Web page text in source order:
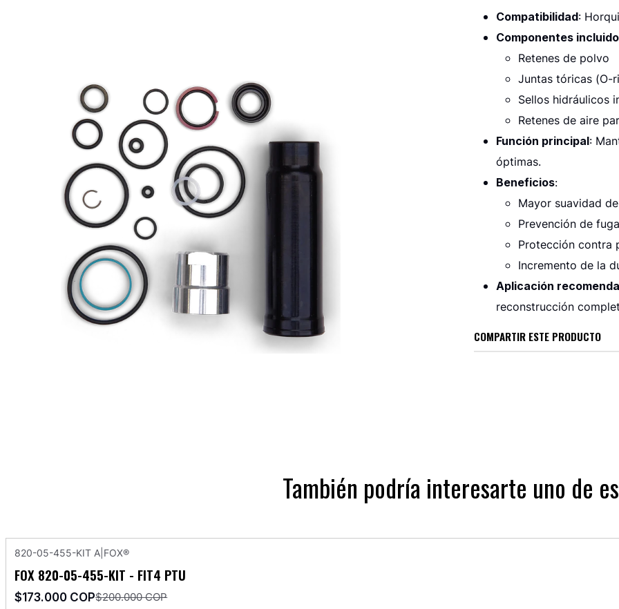
Compatibilidad:
Componentes
Retenes de polvo
Juntas tóricas (O-
Sellos hidráulicos
Retenes de aire
Función principal:
óptimas.
Beneficios:
Mayor suavidad
Prevención de
Protección contra
Incremento de la
Aplicación
reconstrucción
COMPARTIR ESTE PRODUCTO
También podría interesarte uno de
820-05-455-KIT A FOX®
FOX 820-05-455-KIT - FIT4 PTU
$173.000 COP$200.000 COP